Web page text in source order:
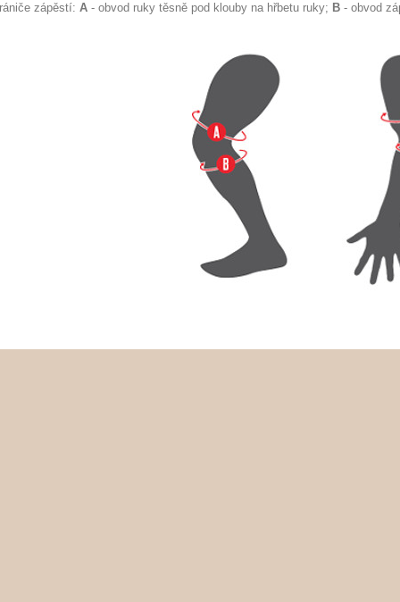
zápěstí: A - obvod ruky těsně pod klouby na hřbetu ruky; B - obvod